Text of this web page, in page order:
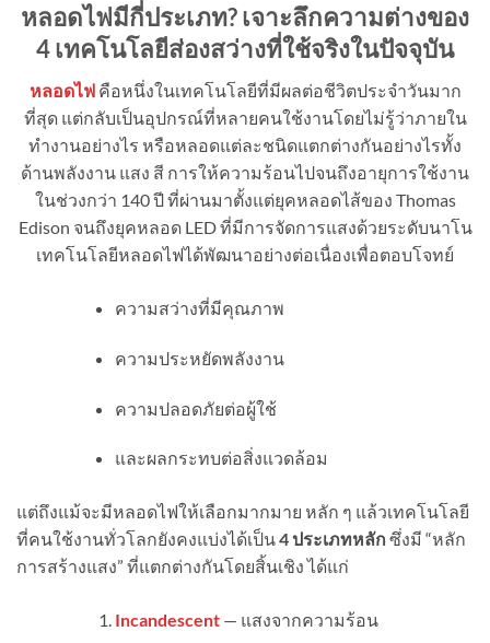
หลอดไฟมีกี่ประเภท?เจาะลึกความต่างของ
4เทคโนโลยีส่องสว่างที่ใช้จริงในปัจจุบัน
หลอดไฟคือหนึ่งในเทคโนโลยีที่มีผลต่อชีวิตประจำวันมาก
ที่สุด แต่กลับเป็นอุปกรณ์ที่หลายคนใช้งานโดยไม่รู้ว่าภายใน
ทำงานอย่างไร หรือหลอดแต่ละชนิดแตกต่างกันอย่างไรทั้ง
ด้านพลังงาน แสง สี การให้ความร้อนไปจนถึงอายุการใช้งาน
ในช่วงกว่า 140 ปี ที่ผ่านมาตั้งแต่ยุคหลอดไส้ของ Thomas
Edison จนถึงยุคหลอด LED ที่มีการจัดการแสงด้วยระดับนาโน
เทคโนโลยีหลอดไฟได้พัฒนาอย่างต่อเนื่องเพื่อตอบโจทย์
ความสว่างที่มีคุณภาพ
ความประหยัดพลังงาน
ความปลอดภัยต่อผู้ใช้
และผลกระทบต่อสิ่งแวดล้อม
แต่ถึงแม้จะมีหลอดไฟให้เลือกมากมาย หลัก ๆ แล้วเทคโนโลยี
ที่คนใช้งานทั่วโลกยังคงแบ่งได้เป็น4 ประเภทหลัก ซึ่งมี “หลัก
การสร้างแสง” ที่แตกต่างกันโดยสิ้นเชิง ได้แก่
Incandescent— แสงจากความร้อน